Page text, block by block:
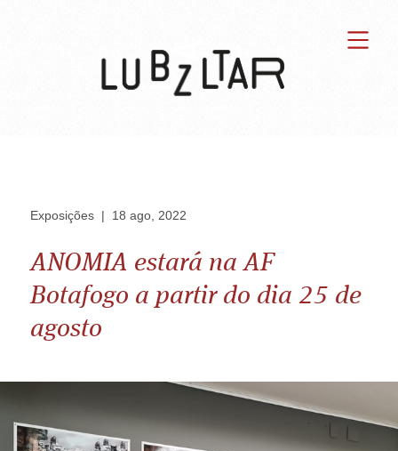
Exposições| 18 ago, 2022
ANOMIA estará na AF
Botafogo a partir do dia 25 de
agosto